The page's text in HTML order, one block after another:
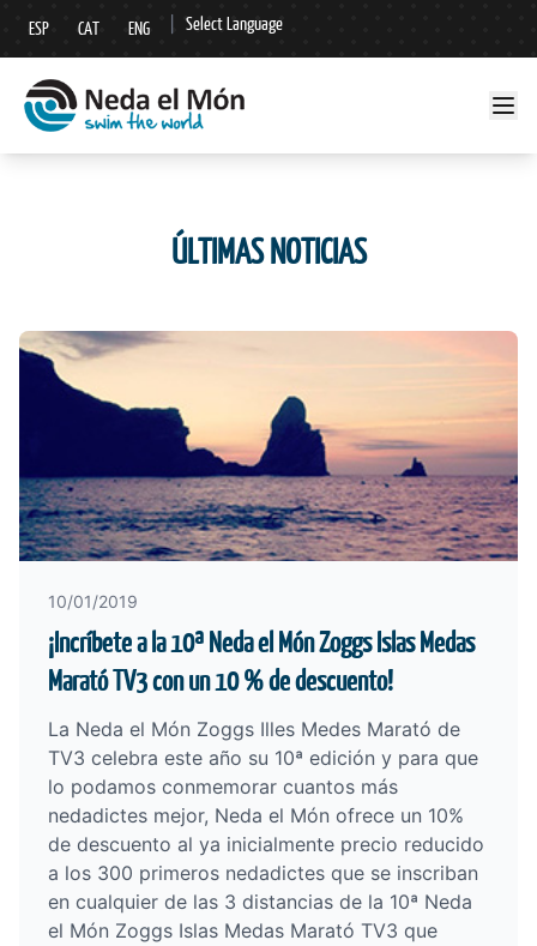
ESP CAT ENG Select Language
▼
ÚLTIMAS NOTICIAS
10/01/2019
¡Incríbete a la 10ª Neda el Món Zoggs Islas Medas
Marató TV3 con un 10 % de descuento!
La Neda el Món Zoggs Illes Medes Marató de
TV3 celebra este año su 10ª edición y para que
lo podamos conmemorar cuantos más
nedadictes mejor, Neda el Món ofrece un 10%
de descuento al ya inicialmente precio reducido
a los 300 primeros nedadictes que se inscriban
en cualquier de las 3 distancias de la 10ª Neda
el Món Zoggs Islas Medas Marató TV3 que